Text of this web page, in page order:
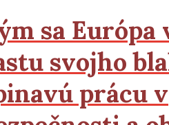
sa Európa
svojho
prácu v